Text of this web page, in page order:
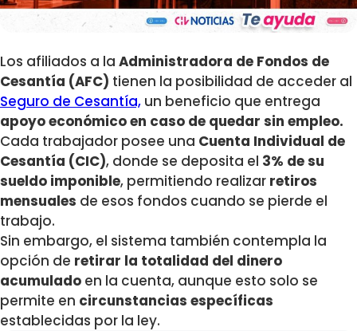
Los afiliados a la Administradora de Fondos de
Cesantía (AFC) tienen la posibilidad de acceder al
Seguro de Cesantía, un beneficio que entrega
apoyo económico en caso de quedar sin empleo.
Cada trabajador posee una Cuenta Individual de
Cesantía (CIC), donde se deposita el 3% de su
sueldo imponible, permitiendo realizar retiros
mensuales de esos fondos cuando se pierde el
trabajo.
Sin embargo, el sistema también contempla la
opción de retirar la totalidad del dinero
acumulado en la cuenta, aunque esto solo se
permite en circunstancias específicas
establecidas por la ley.